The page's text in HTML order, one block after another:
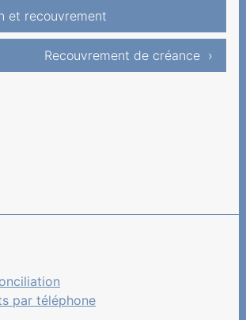
et recouvrement
Recouvrement de créance ›
par téléphone